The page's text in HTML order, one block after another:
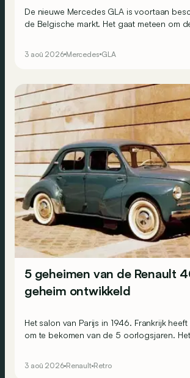
De nieuwe Mercedes GLA is voortaan
de Belgische markt. Het gaat meteen om
3 aoû 2026 Mercedes GLA
5 geheimen van de Renault
geheim ontwikkeld
Het salon van Parijs in 1946. Frankrijk
om te bekomen van de 5 oorlogsjaren.
Renault-stand, waar men de toekomst
3 aoû 2026 Renault Retro